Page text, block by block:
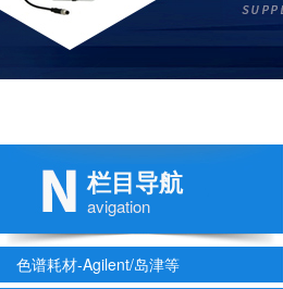
栏目导航
avigation
色谱耗材-Agilent/岛津等